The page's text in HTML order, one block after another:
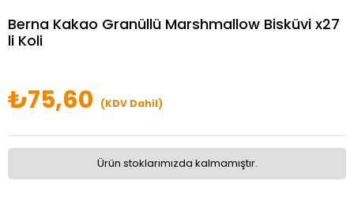
Berna Kakao Granüllü Marshmallow Bisküvi x27
li Koli
₺75,60 (KDV Dahil)
Ürün stoklarımızda kalmamıştır.